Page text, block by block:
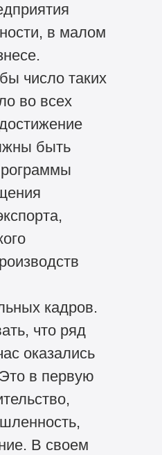
в малом
число таких
во всех
быть
кадров.
что ряд
оказались
в первую
В своем